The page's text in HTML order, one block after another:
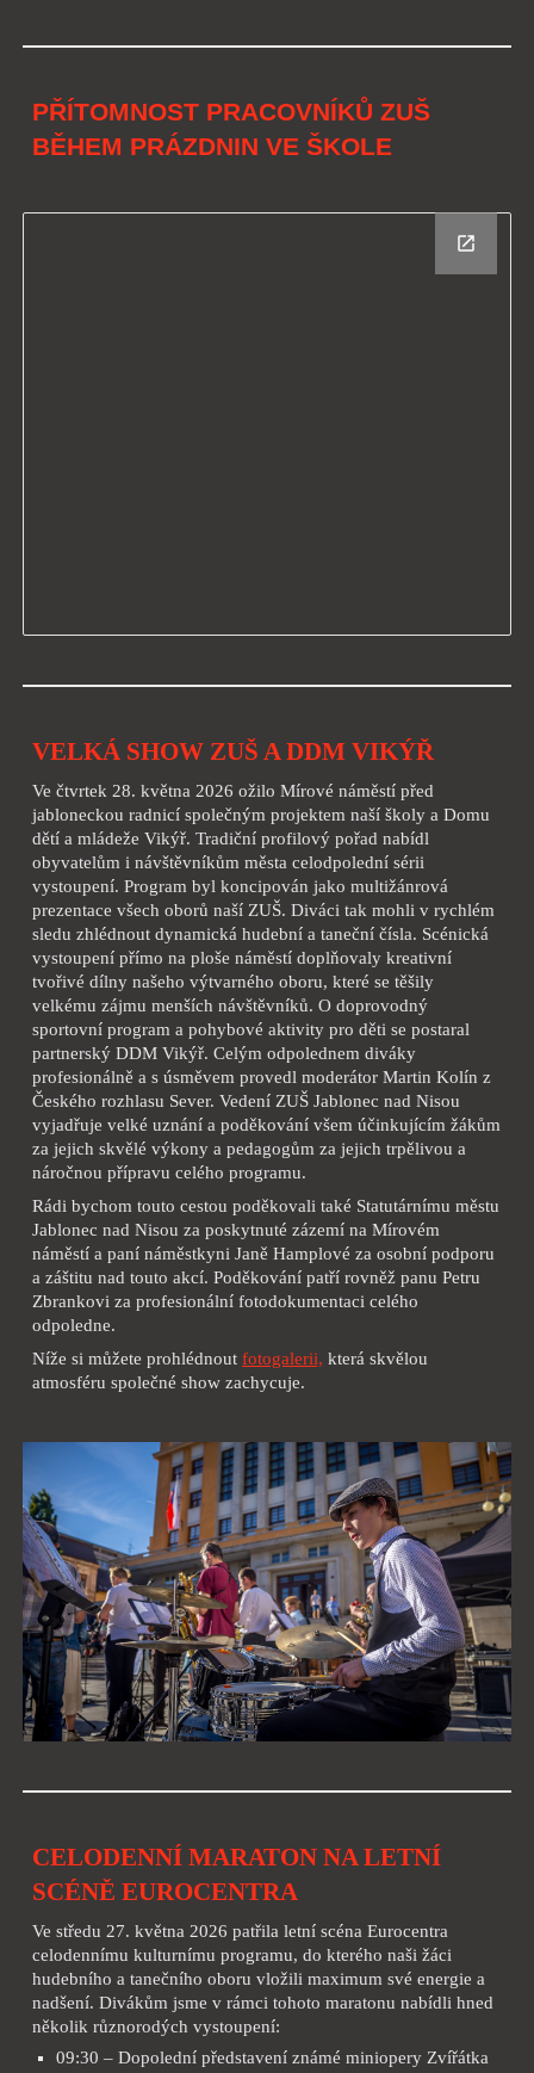
PŘÍTOMNOST PRACOVNÍKŮ ZUŠ
BĚHEM PRÁZDNIN VE ŠKOLE
VELKÁ SHOW ZUŠ A DDM VIKÝŘ
Ve čtvrtek 28. května 2026 ožilo Mírové náměstí před
jabloneckou radnicí společným projektem naší školy a Domu
dětí a mládeže Vikýř. Tradiční profilový pořad nabídl
obyvatelům i návštěvníkům města celodpolední sérii
vystoupení. Program byl koncipován jako multižánrová
prezentace všech oborů naší ZUŠ. Diváci tak mohli v rychlém
sledu zhlédnout dynamická hudební a taneční čísla. Scénická
vystoupení přímo na ploše náměstí doplňovaly kreativní
tvořivé dílny našeho výtvarného oboru, které se těšily
velkému zájmu menších návštěvníků. O doprovodný
sportovní program a pohybové aktivity pro děti se postaral
partnerský DDM Vikýř. Celým odpolednem diváky
profesionálně a s úsměvem provedl moderátor Martin Kolín z
Českého rozhlasu Sever. Vedení ZUŠ Jablonec nad Nisou
vyjadřuje velké uznání a poděkování všem účinkujícím žákům
za jejich skvělé výkony a pedagogům za jejich trpělivou a
náročnou přípravu celého programu.
Rádi bychom touto cestou poděkovali také Statutárnímu městu
Jablonec nad Nisou za poskytnuté zázemí na Mírovém
náměstí a paní náměstkyni Janě Hamplové za osobní podporu
a záštitu nad touto akcí. Poděkování patří rovněž panu Petru
Zbrankovi za profesionální fotodokumentaci celého
odpoledne.
Níže si můžete prohlédnoutfotogalerii, která skvělou
atmosféru společné show zachycuje.
CELODENNÍ MARATON NA LETNÍ
SCÉNĚ EUROCENTRA
Ve středu 27. května 2026 patřila letní scéna Eurocentra
celodennímu kulturnímu programu, do kterého naši žáci
hudebního a tanečního oboru vložili maximum své energie a
nadšení. Divákům jsme v rámci tohoto maratonu nabídli hned
několik různorodých vystoupení:
09:30 – Dopolední představení známé miniopery Zvířátka